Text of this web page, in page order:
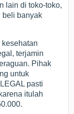
lain di toko-toko,
beli banyak
terjamin
Pihak
untuk
pasti
itulah